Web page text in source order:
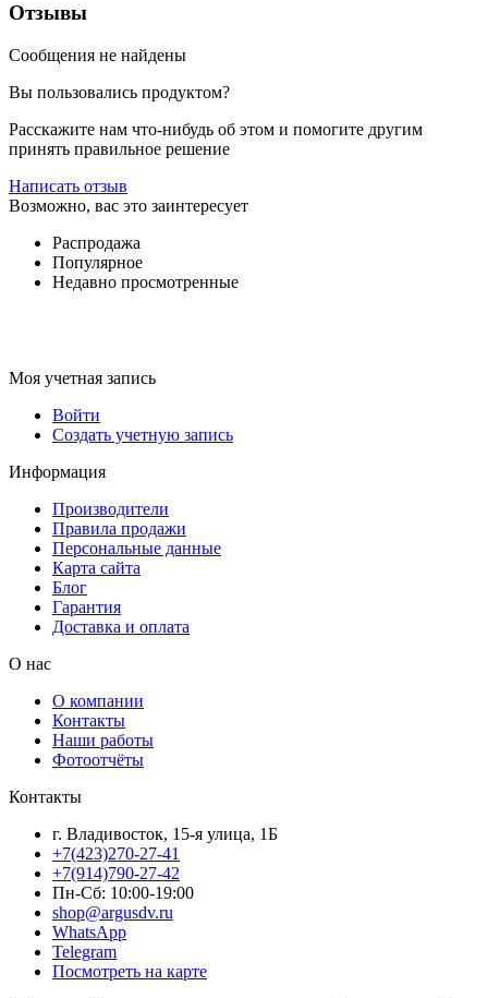
Отзывы
Сообщения не найдены
Вы пользовались продуктом?
Расскажите нам что-нибудь об этом и помогите другим
принять правильное решение
Написать отзыв
Возможно, вас это заинтересует
Распродажа
Популярное
Недавно просмотренные
Моя учетная запись
Войти
Создать учетную запись
Информация
Производители
Правила продажи
Персональные данные
Карта сайта
Блог
Гарантия
Доставка и оплата
О нас
О компании
Контакты
Наши работы
Фотоотчёты
Контакты
г. Владивосток, 15-я улица, 1Б
+7(423)270-27-41
+7(914)790-27-42
Пн-Сб: 10:00-19:00
shop@argusdv.ru
WhatsApp
Telegram
Посмотреть на карте